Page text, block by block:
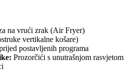
na vrući zrak (Air Fryer)
vertikalne košare)
postavljenih programa
Prozorčići s unutrašnjom rasvjetom